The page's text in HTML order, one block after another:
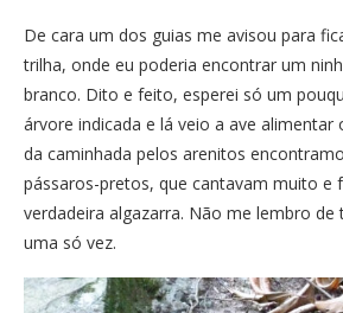
De cara um dos guias me avisou para
trilha, onde eu poderia encontrar um
branco. Dito e feito, esperei só um
árvore indicada e lá veio a ave alimentar
da caminhada pelos arenitos
pássaros-pretos, que cantavam muito e
verdadeira algazarra. Não me lembro
uma só vez.